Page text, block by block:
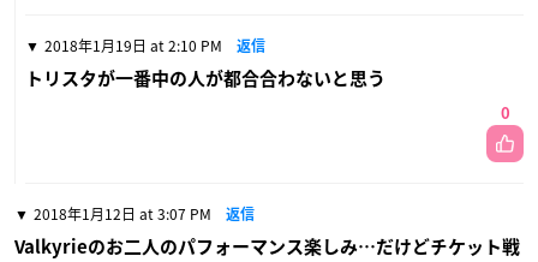
2018年1月19日 at 2:10 PM 返信
トリスタが一番中の人が都合合わないと思う
0
2018年1月12日 at 3:07 PM 返信
Valkyrieのお二人のパフォーマンス楽しみ…だけどチケット戦